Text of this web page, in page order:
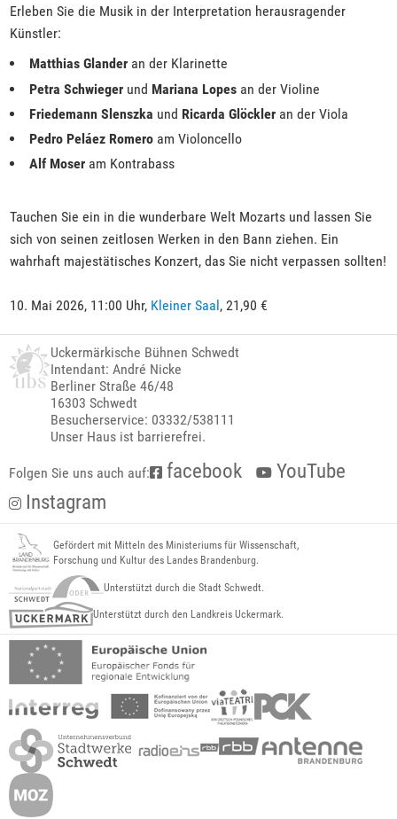
Erleben Sie die Musik in der Interpretation herausragender
Künstler:
Matthias Glander an der Klarinette
Petra Schwieger und Mariana Lopes an der Violine
Friedemann Slenszka und Ricarda Glöckler an der Viola
Pedro Peláez Romero am Violoncello
Alf Moser am Kontrabass
Tauchen Sie ein in die wunderbare Welt Mozarts und lassen Sie
sich von seinen zeitlosen Werken in den Bann ziehen. Ein
wahrhaft majestätisches Konzert, das Sie nicht verpassen sollten!
10. Mai 2026, 11:00 Uhr, Kleiner Saal, 21,90 €
Uckermärkische Bühnen Schwedt
Intendant: André Nicke
Berliner Straße 46/48
16303 Schwedt
Besucherservice: 03332/538111
Unser Haus ist barrierefrei.
Folgen Sie uns auch auf: facebook
YouTube
Instagram
Gefördert mit Mitteln des Ministeriums für Wissenschaft,
Forschung und Kultur des Landes Brandenburg.
Unterstützt durch die Stadt Schwedt.
Unterstützt durch den Landkreis Uckermark.